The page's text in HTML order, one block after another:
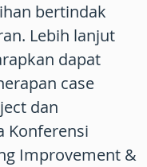
bertindak
Lebih lanjut
dapat
case
dan
Konferensi
Improvement &